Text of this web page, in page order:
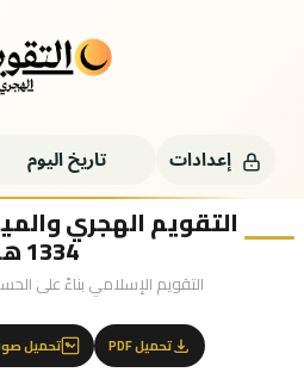
إعدادات تاريخ اليوم
التقويم الهجري
1334 هـ
التقويم الإسلامي بناءً على
تحميل PDF تحميل